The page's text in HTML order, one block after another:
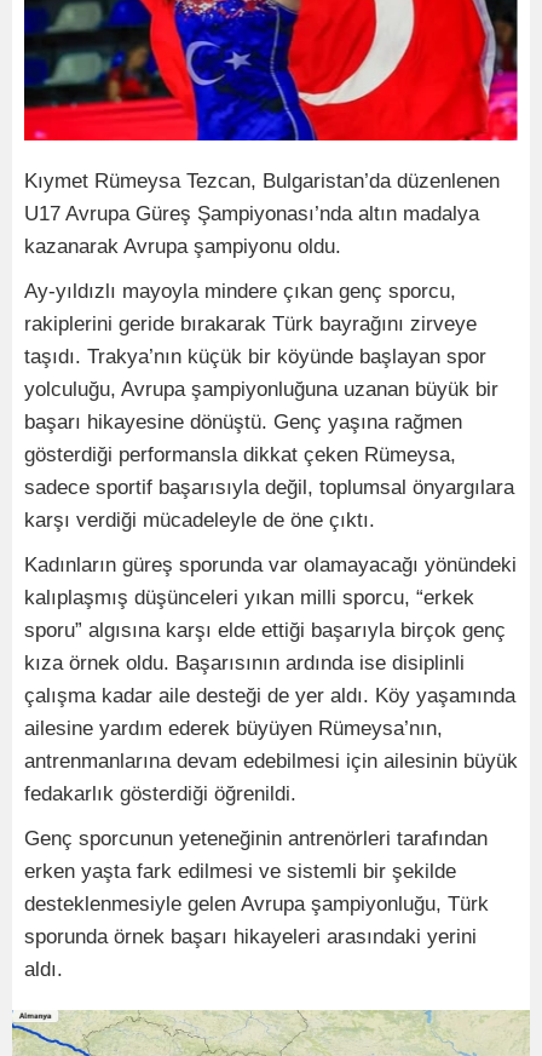
Kıymet Rümeysa Tezcan, Bulgaristan’da düzenlenen
U17 Avrupa Güreş Şampiyonası’nda altın madalya
kazanarak Avrupa şampiyonu oldu.
Ay-yıldızlı mayoyla mindere çıkan genç sporcu,
rakiplerini geride bırakarak Türk bayrağını zirveye
taşıdı. Trakya’nın küçük bir köyünde başlayan spor
yolculuğu, Avrupa şampiyonluğuna uzanan büyük bir
başarı hikayesine dönüştü. Genç yaşına rağmen
gösterdiği performansla dikkat çeken Rümeysa,
sadece sportif başarısıyla değil, toplumsal önyargılara
karşı verdiği mücadeleyle de öne çıktı.
Kadınların güreş sporunda var olamayacağı yönündeki
kalıplaşmış düşünceleri yıkan milli sporcu, “erkek
sporu” algısına karşı elde ettiği başarıyla birçok genç
kıza örnek oldu. Başarısının ardında ise disiplinli
çalışma kadar aile desteği de yer aldı. Köy yaşamında
ailesine yardım ederek büyüyen Rümeysa’nın,
antrenmanlarına devam edebilmesi için ailesinin büyük
fedakarlık gösterdiği öğrenildi.
Genç sporcunun yeteneğinin antrenörleri tarafından
erken yaşta fark edilmesi ve sistemli bir şekilde
desteklenmesiyle gelen Avrupa şampiyonluğu, Türk
sporunda örnek başarı hikayeleri arasındaki yerini
aldı.